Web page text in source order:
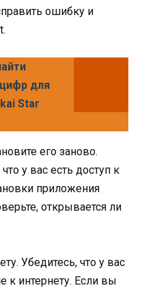
ошибку и
для
Star
его заново.
у вас есть доступ к
приложения
открывается ли
Убедитесь, что у вас
к интернету. Если вы